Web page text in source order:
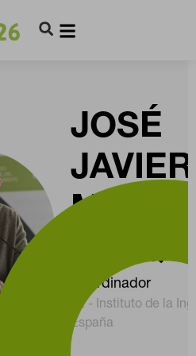
JOSÉ
JAVIER
Coordinador
IIE - Instituto de la
España